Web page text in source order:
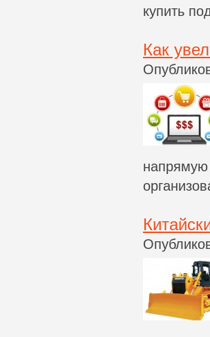
купить
Как
напрямую